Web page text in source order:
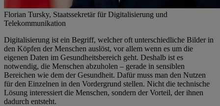
Florian Tursky, Staatssekretär für Digitalisierung und
Telekommunikation
Digitalisierung ist ein Begriff, welcher oft unterschiedliche Bilder in
den Köpfen der Menschen auslöst, vor allem wenn es um die
eigenen Daten im Gesundheitsbereich geht. Deshalb ist es
notwendig, die Menschen abzuholen – gerade in sensiblen
Bereichen wie dem der Gesundheit. Dafür muss man den Nutzen
für den Einzelnen in den Vordergrund stellen. Nicht die technische
Lösung interessiert die Menschen, sondern der Vorteil, der ihnen
dadurch entsteht.